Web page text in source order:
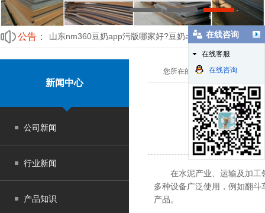
1 2 3
公告：
如何防止海口nm450耐磨钢板断裂失效?
山东nm360豆奶app污版哪家好?豆奶app耐磨衬板值得拥有
北京nm400豆奶app污版商家情绪不佳 报价混乱
新闻中心
公司新闻
行业新闻
产品知识
您所在的位置：豆奶app污版
在水泥产业、运输及加工
多种设备广泛使用，例如翻斗
产品。
在线咨询
在线客服
在线咨询